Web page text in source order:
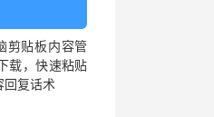
剪贴板内容管
载，快速粘贴
回复话术